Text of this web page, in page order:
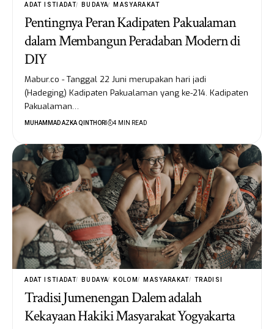
ADAT ISTIADAT BUDAYA MASYARAKAT
Pentingnya Peran Kadipaten Pakualaman
dalam Membangun Peradaban Modern di
DIY
Mabur.co - Tanggal 22 Juni merupakan hari jadi
(Hadeging) Kadipaten Pakualaman yang ke-214. Kadipaten
Pakualaman…
MUHAMMAD AZKA QINTHORI 4 MIN READ
ADAT ISTIADAT BUDAYA KOLOM MASYARAKAT TRADISI
Tradisi Jumenengan Dalem adalah
Kekayaan Hakiki Masyarakat Yogyakarta